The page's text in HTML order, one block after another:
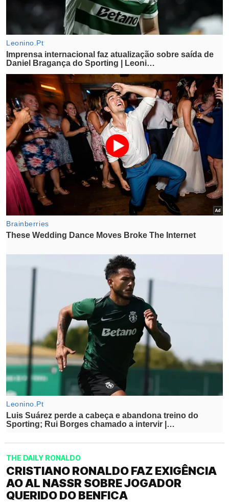
THE DAILY RONALDO
CRISTIANO RONALDO FAZ EXIGÊNCIA
AO AL NASSR SOBRE JOGADOR
QUERIDO DO BENFICA